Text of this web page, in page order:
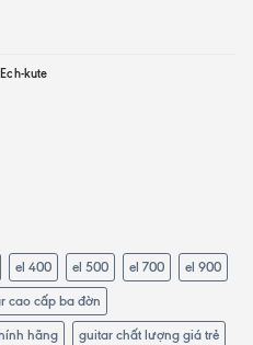
kute
el 400 el 500 el 700 el 900
cao cấp ba đờn
hãng guitar chất lượng giá trẻ